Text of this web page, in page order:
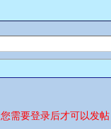
您需要登录后才可以发